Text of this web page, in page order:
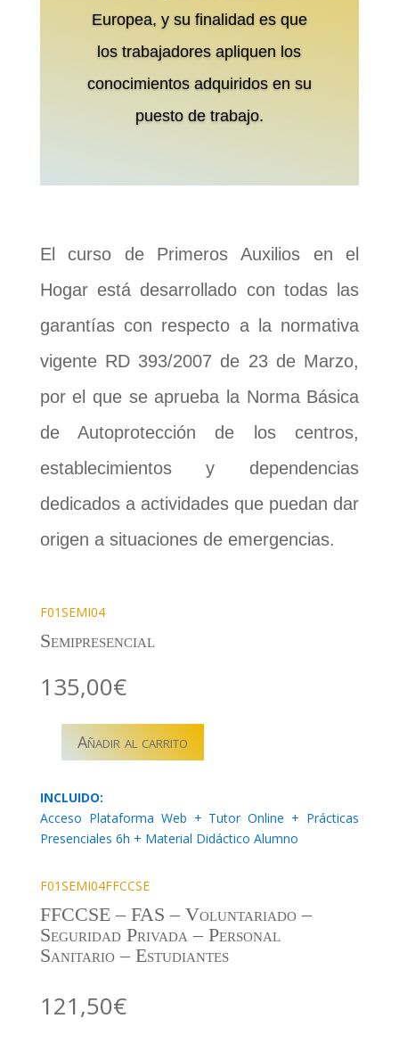
Europea, y su finalidad es que
los trabajadores apliquen los
conocimientos adquiridos en su
puesto de trabajo.
El curso de Primeros Auxilios en el
Hogar está desarrollado con todas las
garantías con respecto a la normativa
vigente RD 393/2007 de 23 de Marzo,
por el que se aprueba la Norma Básica
de Autoprotección de los centros,
establecimientos y dependencias
dedicados a actividades que puedan dar
origen a situaciones de emergencias.
F01SEMI04
Semipresencial
135,00€
F01SEMI04
PRIMEROS
AUXILIOS
EN
cantidad
Añadir al carrito
INCLUIDO:
Acceso Plataforma Web + Tutor Online + Prácticas
Presenciales 6h + Material Didáctico Alumno
F01SEMI04FFCCSE
FFCCSE – FAS – Voluntariado –
Seguridad Privada – Personal
Sanitario – Estudiantes
121,50€